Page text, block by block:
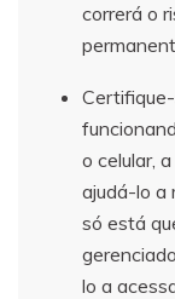
correrá o
o celular,
ajudá-lo a
só está
lo a